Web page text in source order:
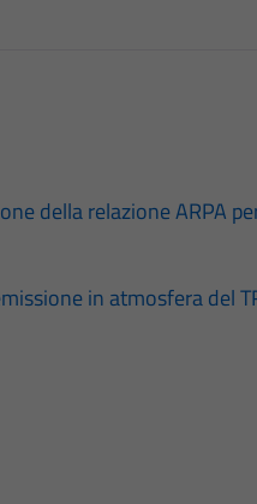
della relazione ARPA
in atmosfera del